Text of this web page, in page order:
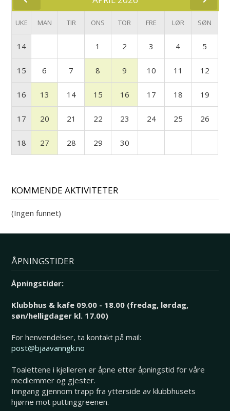
UKE MAN TIR ONS TOR FRE LØR SØN
14 1 2 3 4 5
15 6 7 8 9 10 11 12
16 13 14 15 16 17 18 19
17 20 21 22 23 24 25 26
18 27 28 29 30
KOMMENDE AKTIVITETER
(Ingen funnet)
ÅPNINGSTIDER
Åpningstider:
Klubbhus & kafe 09.00 - 18.00 (fredag, lørdag,
søn/helligdager kl. 17.00)
For henvendelser, ta kontakt på mail:
post@bjaavanngk.no
Toalettene i kjelleren er åpne etter åpningstid for våre
medlemmer og gjester.
Inngang gjennom trapp fra ytterside av klubbhusets
hjørne mot puttinggreenen.